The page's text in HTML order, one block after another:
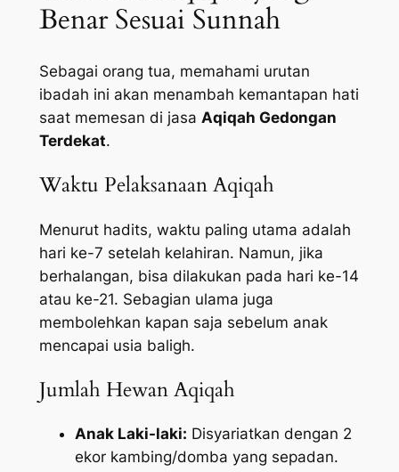
Benar Sesuai Sunnah
Sebagai orang tua, memahami urutan
ibadah ini akan menambah kemantapan hati
saat memesan di jasa Aqiqah Gedongan
Terdekat.
Waktu Pelaksanaan Aqiqah
Menurut hadits, waktu paling utama adalah
hari ke-7 setelah kelahiran. Namun, jika
berhalangan, bisa dilakukan pada hari ke-14
atau ke-21. Sebagian ulama juga
membolehkan kapan saja sebelum anak
mencapai usia baligh.
Jumlah Hewan Aqiqah
Anak Laki-laki: Disyariatkan dengan 2
ekor kambing/domba yang sepadan.